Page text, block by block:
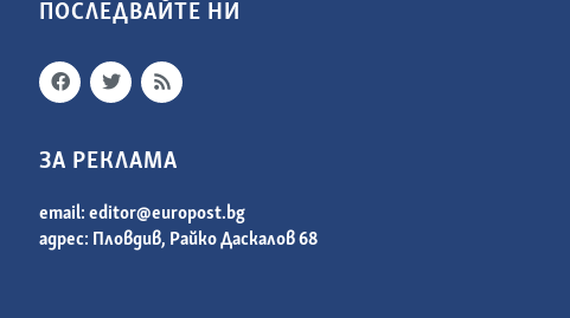
ПОСЛЕДВАЙТЕ НИ
ЗА РЕКЛАМА
email:editor@europost.bg
адрес: Пловдив, Райко Даскалов 68